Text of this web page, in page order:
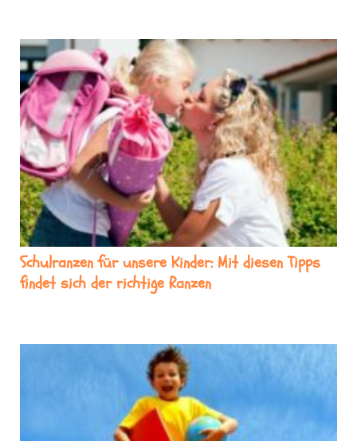
Schulranzen für unsere Kinder: Mit diesen Tipps
findet sich der richtige Ranzen